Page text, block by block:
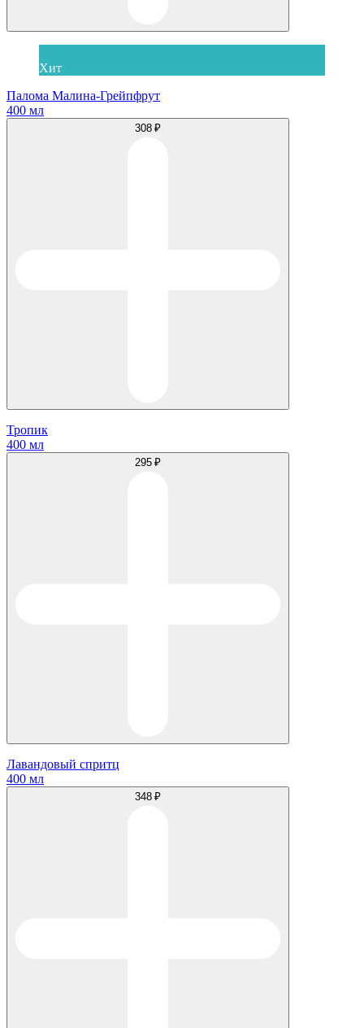
Хит
Палома Малина-Грейпфрут
400 мл
308 ₽
Тропик
400 мл
295 ₽
Лавандовый спритц
400 мл
348 ₽